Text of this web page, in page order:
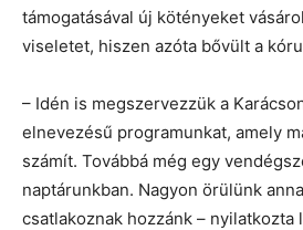
támogatásával új kötényeket
viseletet, hiszen azóta bővült a
– Idén is megszervezzük a
elnevezésű programunkat, amely
számít. Továbbá még egy
naptárunkban. Nagyon örülünk
csatlakoznak hozzánk – nyilatkozta